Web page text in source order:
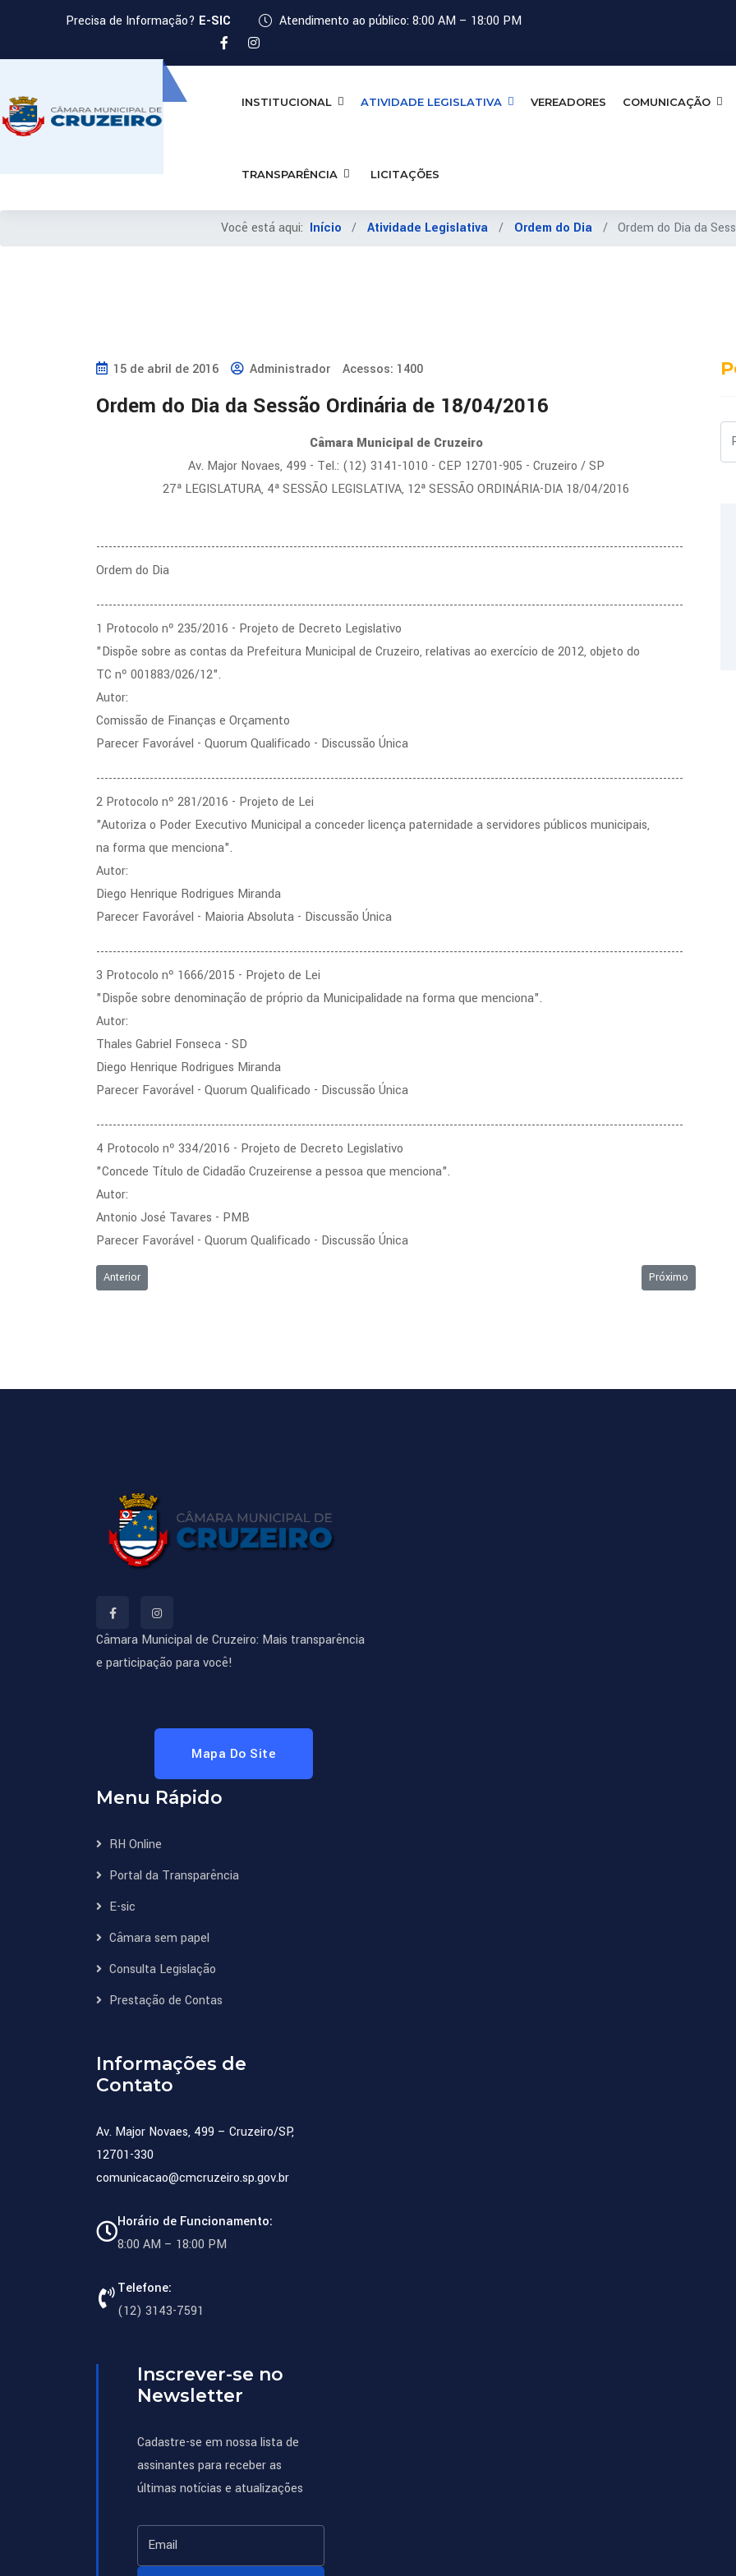
Precisa de Informação? E-SIC Atendimento ao público: 8:00 AM – 18:00 PM
INSTITUCIONAL ATIVIDADE LEGISLATIVA VEREADORES COMUNICAÇÃO
TRANSPARÊNCIA LICITAÇÕES
Você está aqui: Início Atividade Legislativa Ordem do Dia Ordem do Dia da
15 de abril de 2016 Administrador Acessos: 1400
Ordem do Dia da Sessão Ordinária de 18/04/2016
Câmara Municipal de Cruzeiro
Av. Major Novaes, 499 - Tel.: (12) 3141-1010 - CEP 12701-905 - Cruzeiro / SP
27ª LEGISLATURA, 4ª SESSÃO LEGISLATIVA, 12ª SESSÃO ORDINÁRIA-DIA 18/04/2016
-----------------------------------------------------------------------------------------------------------------------------------------------
Ordem do Dia
-----------------------------------------------------------------------------------------------------------------------------------------------
1 Protocolo nº 235/2016 - Projeto de Decreto Legislativo
"Dispõe sobre as contas da Prefeitura Municipal de Cruzeiro, relativas ao exercício de 2012, objeto do
TC nº 001883/026/12".
Autor:
Comissão de Finanças e Orçamento
Parecer Favorável - Quorum Qualificado - Discussão Única
-----------------------------------------------------------------------------------------------------------------------------------------------
2 Protocolo nº 281/2016 - Projeto de Lei
"Autoriza o Poder Executivo Municipal a conceder licença paternidade a servidores públicos municipais,
na forma que menciona".
Autor:
Diego Henrique Rodrigues Miranda
Parecer Favorável - Maioria Absoluta - Discussão Única
-----------------------------------------------------------------------------------------------------------------------------------------------
3 Protocolo nº 1666/2015 - Projeto de Lei
"Dispõe sobre denominação de próprio da Municipalidade na forma que menciona".
Autor:
Thales Gabriel Fonseca - SD
Diego Henrique Rodrigues Miranda
Parecer Favorável - Quorum Qualificado - Discussão Única
-----------------------------------------------------------------------------------------------------------------------------------------------
4 Protocolo nº 334/2016 - Projeto de Decreto Legislativo
"Concede Título de Cidadão Cruzeirense a pessoa que menciona".
Autor:
Antonio José Tavares - PMB
Parecer Favorável - Quorum Qualificado - Discussão Única
Artigo anterior: Ordem do Dia da Sessão Ordinária de 25/04/2016
Anterior Próximo artigo:
Próximo
Câmara Municipal de Cruzeiro: Mais transparência
e participação para você!
Mapa Do Site
Menu Rápido
RH Online
Portal da Transparência
E-sic
Câmara sem papel
Consulta Legislação
Prestação de Contas
Informações de
Contato
Av. Major Novaes, 499 – Cruzeiro/SP,
12701-330
comunicacao@cmcruzeiro.sp.gov.br
Horário de Funcionamento:
8:00 AM – 18:00 PM
Telefone:
(12) 3143-7591
Inscrever-se no
Newsletter
Cadastre-se em nossa lista de
assinantes para receber as
últimas notícias e atualizações